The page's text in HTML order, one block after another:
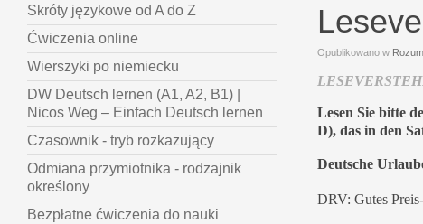
Opublikowano w
Lesen Sie bitte
D), das in den
Deutsche
DRV: Gutes
Skróty językowe od A do Z
Ćwiczenia online
Wierszyki po niemiecku
DW Deutsch lernen (A1, A2, B1) |
Nicos Weg – Einfach Deutsch lernen
Czasownik - tryb rozkazujący
Odmiana przymiotnika - rodzajnik
określony
Bezpłatne ćwiczenia do nauki